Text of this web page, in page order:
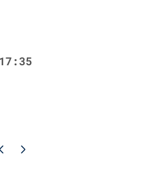
successiva